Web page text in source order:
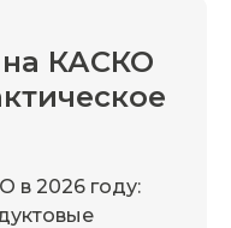
на КАСКО
в 2026 году: